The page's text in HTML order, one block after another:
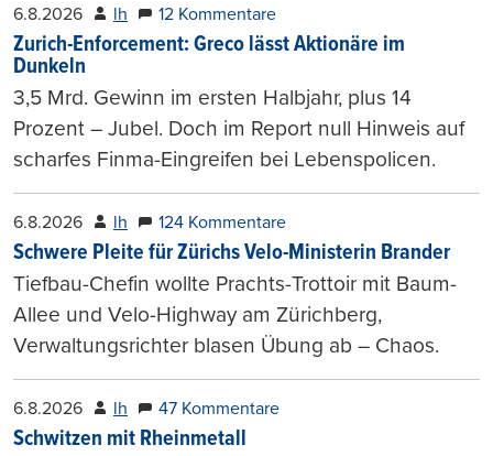
6.8.2026 lh 12 Kommentare
Zurich-Enforcement: Greco lässt Aktionäre im
Dunkeln
3,5 Mrd. Gewinn im ersten Halbjahr, plus 14
Prozent – Jubel. Doch im Report null Hinweis auf
scharfes Finma-Eingreifen bei Lebenspolicen.
6.8.2026 lh 124 Kommentare
Schwere Pleite für Zürichs Velo-Ministerin Brander
Tiefbau-Chefin wollte Prachts-Trottoir mit Baum-
Allee und Velo-Highway am Zürichberg,
Verwaltungsrichter blasen Übung ab – Chaos.
6.8.2026 lh 47 Kommentare
Schwitzen mit Rheinmetall